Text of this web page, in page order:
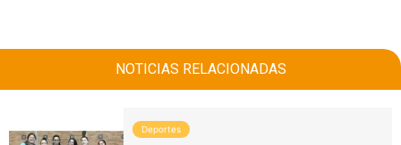
NOTICIAS RELACIONADAS
Deportes